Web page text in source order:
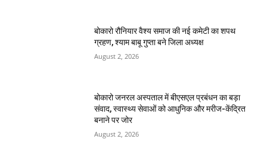
बोकारो रौनियार वैश्य समाज की नई कमेटी का शपथ
ग्रहण, श्याम बाबू गुप्ता बने जिला अध्यक्ष
August 2, 2026
बोकारो जनरल अस्पताल में बीएसएल प्रबंधन का बड़ा
संवाद, स्वास्थ्य सेवाओं को आधुनिक और मरीज-केंद्रित
बनाने पर जोर
August 2, 2026